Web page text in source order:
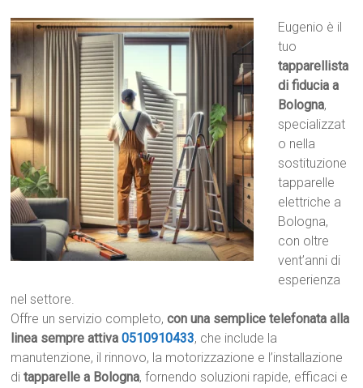
Eugenio è il
tuo
tapparellista
di fiducia a
Bologna,
specializzat
o nella
sostituzione
tapparelle
elettriche a
Bologna,
con oltre
vent’anni di
esperienza
nel settore.
Offre un servizio completo,con una semplice telefonata alla
linea sempre attiva0510910433, che include la
manutenzione, il rinnovo, la motorizzazione e l’installazione
ditapparelle a Bologna, fornendo soluzioni rapide, efficaci e